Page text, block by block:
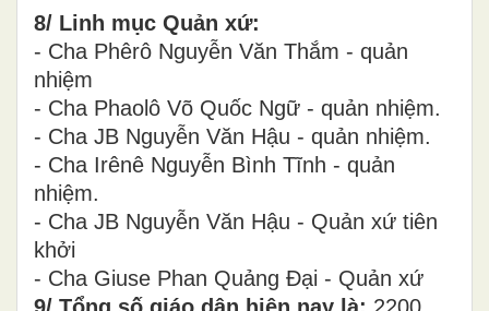
8/ Linh mục Quản xứ:
- Cha Phêrô Nguyễn Văn Thắm - quản
nhiệm
- Cha Phaolô Võ Quốc Ngữ - quản nhiệm.
- Cha JB Nguyễn Văn Hậu - quản nhiệm.
- Cha Irênê Nguyễn Bình Tĩnh - quản
nhiệm.
- Cha JB Nguyễn Văn Hậu - Quản xứ tiên
khởi
- Cha Giuse Phan Quảng Đại - Quản xứ